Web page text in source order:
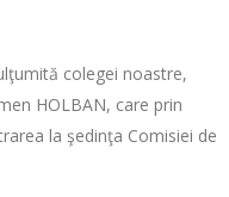
colegei noastre,
HOLBAN, care prin
la şedinţa Comisiei de